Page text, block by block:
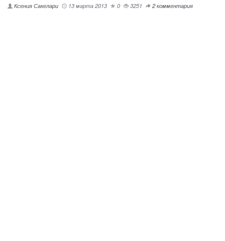
Ксения Сакелари 13 марта 2013 0 3251 2 комментария